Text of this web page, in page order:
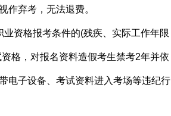
作弃考，无法退费。
资格报考条件的(残疾、实际工作年限
格，对报名资料造假考生禁考2年并依
电子设备、考试资料进入考场等违纪行